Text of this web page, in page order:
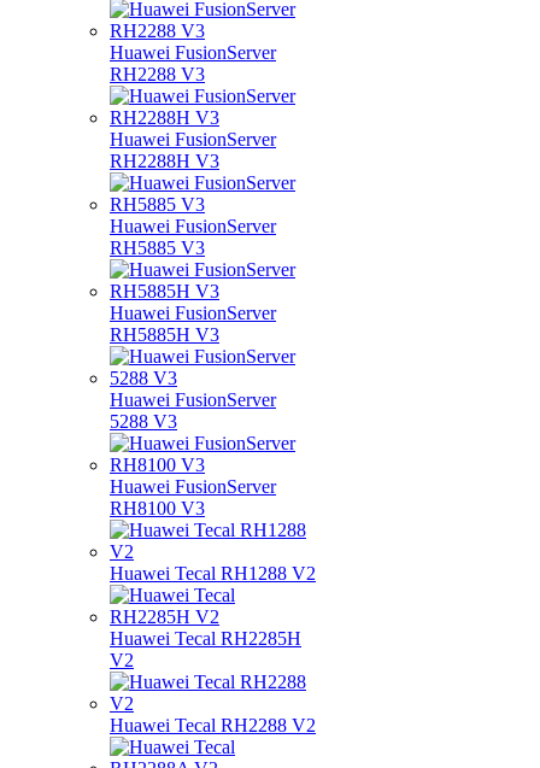
Huawei FusionServer
RH2288 V3
Huawei FusionServer
RH2288H V3
Huawei FusionServer
RH5885 V3
Huawei FusionServer
RH5885H V3
Huawei FusionServer
5288 V3
Huawei FusionServer
RH8100 V3
Huawei Tecal RH1288 V2
Huawei Tecal RH2285H
V2
Huawei Tecal RH2288 V2